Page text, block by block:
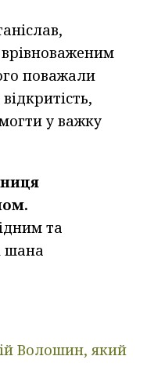
поважали
у важку
та
шана
Волошин, який